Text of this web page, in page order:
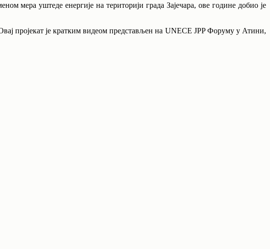
мера уштеде енергије на територији града Зајечара, ове године добио је
пројекат је кратким видеом представљен на UNECE JPP Форуму у Атини,